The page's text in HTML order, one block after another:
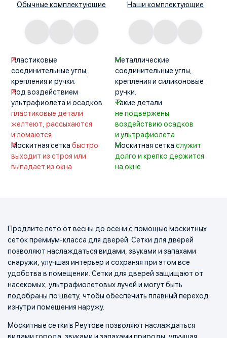
Обычные комплектующие
Пластиковые
соединительные углы,
крепления и ручки.
Под воздействием
ультрафиолета и осадков
пластиковые детали
желтеют, рассыхаются
и ломаются
Москитная сетка быстро
выходит из строя или
выпадает из окна
Наши комплектующие
Металлические
соединительные углы,
крепления и силиконовые
ручки.
Такие детали
не подвержены
воздействию осадков
и ультрафиолета
Москитная сеткаслужит
долго и крепко держится
на окне
Продлите лето от весны до осени с помощью москитных
сеток премиум-класса для дверей. Сетки для дверей
позволяют наслаждаться видами, звуками и запахами
снаружи, улучшая интерьер и сохраняя при этом все
удобства в помещении. Сетки для дверей защищают от
насекомых, ультрафиолетовых лучей и могут быть
подобраны по цвету, чтобы обеспечить плавный переход
изнутри помещения наружу.
Москитные сетки в Реутове позволяют наслаждаться